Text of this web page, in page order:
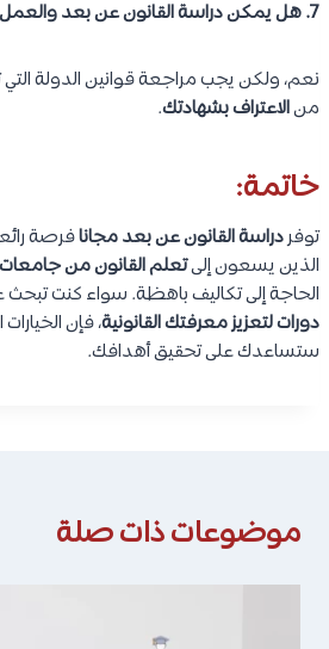
7. هل يمكن دراسة القانون عن بعد والعمل في الخارج؟
نعم، ولكن يجب مراجعة قوانين الدولة
منالاعتراف بشهادتك.
خاتمة:
توفردراسة القانون عن بعد مجانافرصة
الذين يسعون إلىتعلم القانون من
الحاجة إلى تكاليف باهظة. سواء كنت
دورات لتعزيز معرفتك القانونية، فإن
ستساعدك على تحقيق أهدافك.
موضوعات ذات صلة